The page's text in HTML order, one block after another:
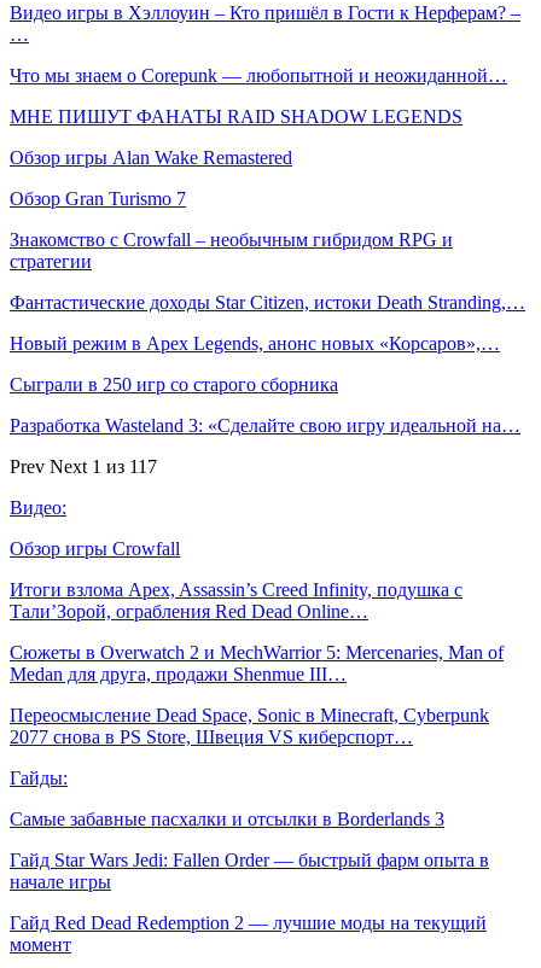
Видео игры в Хэллоуин – Кто пришёл в Гости к Нерферам? –
…
Что мы знаем о Corepunk — любопытной и неожиданной…
МНЕ ПИШУТ ФАНАТЫ RAID SHADOW LEGENDS
Обзор игры Alan Wake Remastered
Обзор Gran Turismo 7
Знакомство с Crowfall – необычным гибридом RPG и
стратегии
Фантастические доходы Star Citizen, истоки Death Stranding,…
Новый режим в Apex Legends, анонс новых «Корсаров»,…
Сыграли в 250 игр со старого сборника
Разработка Wasteland 3: «Сделайте свою игру идеальной на…
Prev Next 1 из 117
Видео:
Обзор игры Crowfall
Итоги взлома Apex, Assassin’s Creed Infinity, подушка с
Тали’Зорой, ограбления Red Dead Online…
Сюжеты в Overwatch 2 и MechWarrior 5: Mercenaries, Man of
Medan для друга, продажи Shenmue III…
Переосмысление Dead Space, Sonic в Minecraft, Cyberpunk
2077 снова в PS Store, Швеция VS киберспорт…
Гайды:
Самые забавные пасхалки и отсылки в Borderlands 3
Гайд Star Wars Jedi: Fallen Order — быстрый фарм опыта в
начале игры
Гайд Red Dead Redemption 2 — лучшие моды на текущий
момент